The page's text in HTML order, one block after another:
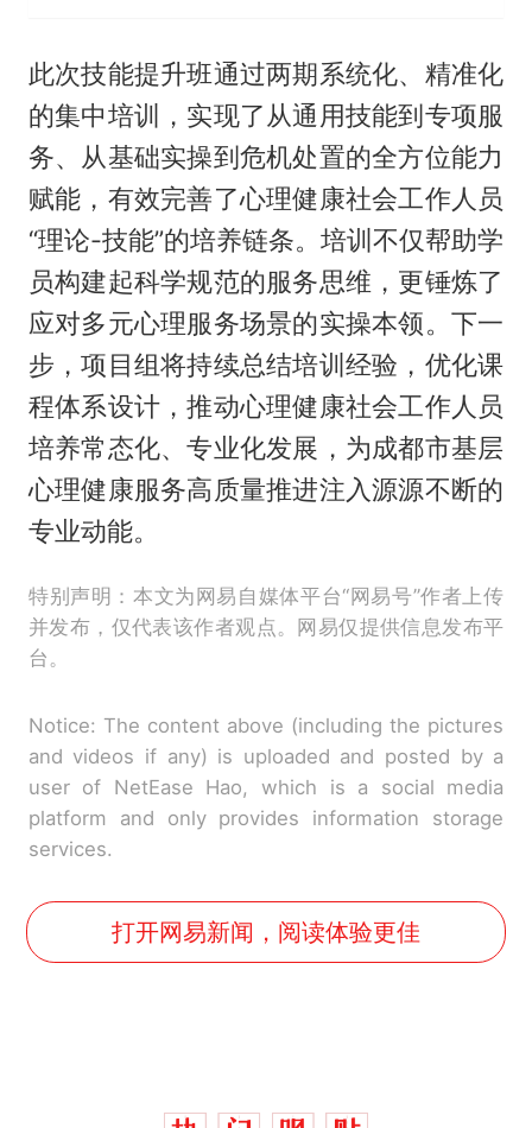
此次技能提升班通过两期系统化、精准化
的集中培训，实现了从通用技能到专项服
务、从基础实操到危机处置的全方位能力
赋能，有效完善了心理健康社会工作人员
“理论-技能”的培养链条。培训不仅帮助学
员构建起科学规范的服务思维，更锤炼了
应对多元心理服务场景的实操本领。下一
步，项目组将持续总结培训经验，优化课
程体系设计，推动心理健康社会工作人员
培养常态化、专业化发展，为成都市基层
心理健康服务高质量推进注入源源不断的
专业动能。
特别声明：本文为网易自媒体平台“网易号”作者上传
并发布，仅代表该作者观点。网易仅提供信息发布平
台。
Notice: The content above (including the pictures
and videos if any) is uploaded and posted by a
user of NetEase Hao, which is a social media
platform and only provides information storage
services.
打开网易新闻，阅读体验更佳